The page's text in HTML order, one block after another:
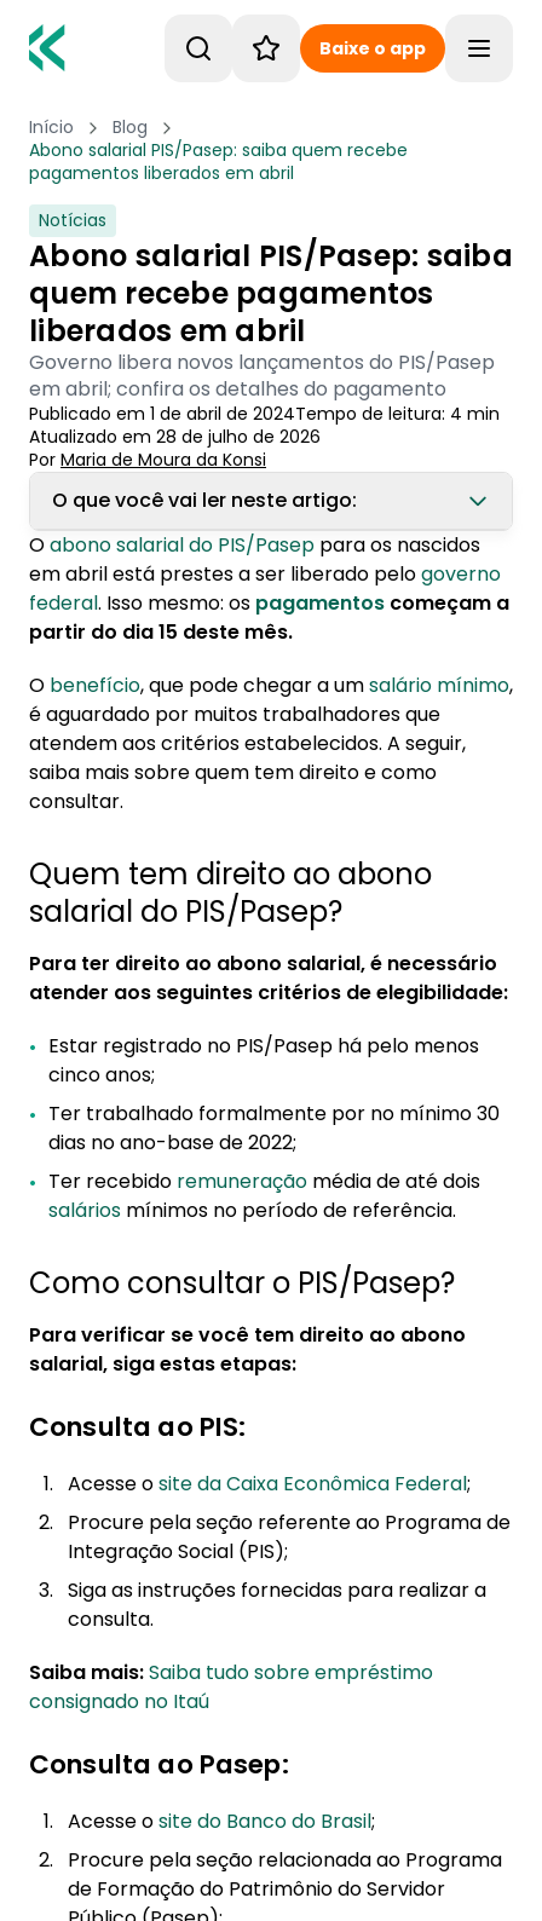
Baixe o app
Início
Blog
Abono salarial PIS/Pasep: saiba quem recebe
pagamentos liberados em abril
Notícias
Abono salarial PIS/Pasep: saiba
quem recebe pagamentos
liberados em abril
Governo libera novos lançamentos do PIS/Pasep
em abril; confira os detalhes do pagamento
Publicado em 1 de abril de 2024Tempo de leitura: 4 min
Atualizado em 28 de julho de 2026
Por Maria de Moura da Konsi
O que você vai ler neste artigo:
1. Quem tem direito ao abono salarial do
PIS/Pasep?
2. Como consultar o PIS/Pasep?
2.1. Consulta ao PIS:
2.2. Consulta ao Pasep:
3. Como serão feitos os pagamentos do
PIS/Pasep?
3.2. Beneficiários do Pasep:
3.3. Recebimento sem conta corrente:
Oabono salarial do PIS/Pasep para os nascidos
em abril está prestes a ser liberado pelogoverno
federal. Isso mesmo: os pagamentos começam a
partir do dia 15 deste mês.
O benefício, que pode chegar a umsalário mínimo,
é aguardado por muitos trabalhadores que
atendem aos critérios estabelecidos. A seguir,
saiba mais sobre quem tem direito e como
consultar.
Quem tem direito ao abono
salarial do PIS/Pasep?
Para ter direito ao abono salarial, é necessário
atender aos seguintes critérios de elegibilidade:
Estar registrado no PIS/Pasep há pelo menos
cinco anos;
Ter trabalhado formalmente por no mínimo 30
dias no ano-base de 2022;
Ter recebido remuneração média de até dois
salários mínimos no período de referência.
Como consultar o PIS/Pasep?
Para verificar se você tem direito ao abono
salarial, siga estas etapas:
Consulta ao PIS:
Acesse osite da Caixa Econômica Federal;
Procure pela seção referente ao Programa de
Integração Social (PIS);
Siga as instruções fornecidas para realizar a
consulta.
Saiba mais:Saiba tudo sobre empréstimo
consignado no Itaú
Consulta ao Pasep:
Acesse osite do Banco do Brasil;
Procure pela seção relacionada ao Programa
de Formação do Patrimônio do Servidor